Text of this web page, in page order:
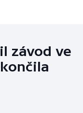
závod ve